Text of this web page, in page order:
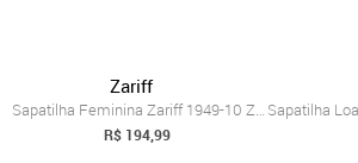
Zariff
Sapatilha Feminina Zariff 1949-10 Zariff Rosa
R$ 194,99